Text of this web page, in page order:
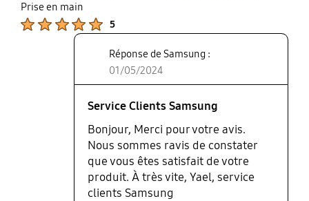
Prise en main
5
Réponse de Samsung :
01/05/2024
Service Clients Samsung
Bonjour, Merci pour votre avis.
Nous sommes ravis de constater
que vous êtes satisfait de votre
produit. À très vite, Yael, service
clients Samsung